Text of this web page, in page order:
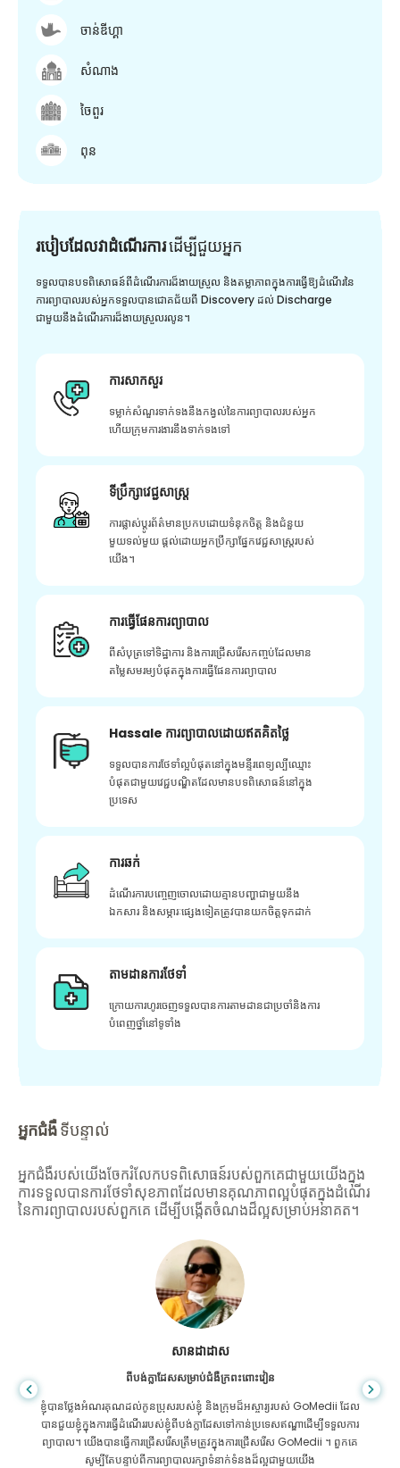
ចាន់ឌីហ្គា
សំណាង
ចៃពួរ
ពុន
របៀបដែលវាដំណើរការដើម្បី​ជួយ​អ្នក
ទទួលបានបទពិសោធន៍ពីដំណើរការដ៏ងាយស្រួល និងតម្លាភាពក្នុងការធ្វើឱ្យដំណើរនៃ
ការព្យាបាលរបស់អ្នកទទួលបានជោគជ័យពី Discovery ដល់ Discharge
ជាមួយនឹងដំណើរការដ៏ងាយស្រួលរលូន។
ការសាកសួរ
ទម្លាក់សំណួរទាក់ទងនឹងកង្វល់នៃការព្យាបាលរបស់អ្នក
ហើយក្រុមការងារនឹងទាក់ទងទៅ
ទីប្រឹក្សាវេជ្ជសាស្ត្រ
ការផ្លាស់ប្តូរព័ត៌មានប្រកបដោយទំនុកចិត្ត និងជំនួយ
មួយទល់មួយ ផ្តល់ដោយអ្នកប្រឹក្សាផ្នែកវេជ្ជសាស្រ្តរបស់
យើង។
ការធ្វើផែនការព្យាបាល
ពីសំបុត្រទៅទិដ្ឋាការ និងការជ្រើសរើសកញ្ចប់ដែលមាន
តម្លៃសមរម្យបំផុតក្នុងការធ្វើផែនការព្យាបាល
Hassale ការព្យាបាលដោយឥតគិតថ្លៃ
ទទួលបានការថែទាំល្អបំផុតនៅក្នុងមន្ទីរពេទ្យល្បីឈ្មោះ
បំផុតជាមួយវេជ្ជបណ្ឌិតដែលមានបទពិសោធន៍នៅក្នុង
ប្រទេស
ការឆក់
ដំណើរការបញ្ចេញចោលដោយគ្មានបញ្ហាជាមួយនឹង
ឯកសារ និងសម្ភារៈផ្សេងទៀតត្រូវបានយកចិត្តទុកដាក់
តាមដានការថែទាំ
ក្រោយ​ការ​ហូរ​ចេញ​ទទួល​បាន​ការ​តាមដាន​ជា​ប្រចាំ​និង​ការ​
បំពេញ​ថ្នាំ​នៅ​ទូទាំង​
អ្នកជំងឺទីបន្ទាល់
អ្នកជំងឺរបស់យើងចែករំលែកបទពិសោធន៍របស់ពួកគេជាមួយយើងក្នុង
ការទទួលបានការថែទាំសុខភាពដែលមានគុណភាពល្អបំផុតក្នុងដំណើរ
នៃការព្យាបាលរបស់ពួកគេ ដើម្បីបង្កើតចំណងដ៏ល្អសម្រាប់អនាគត។
សានដាដាស
ពីបង់ក្លាដែសសម្រាប់ជំងឺក្រពះពោះវៀន
ខ្ញុំបានថ្លែងអំណរគុណដល់កូនប្រុសរបស់ខ្ញុំ និងក្រុមដ៏អស្ចារ្យរបស់ GoMedii ដែល
បានជួយខ្ញុំក្នុងការធ្វើដំណើររបស់ខ្ញុំពីបង់ក្លាដែសទៅកាន់ប្រទេសឥណ្ឌាដើម្បីទទួលការ
ព្យាបាល។ យើងបានធ្វើការជ្រើសរើសត្រឹមត្រូវក្នុងការជ្រើសរើស GoMedii ។ ពួកគេ
សូម្បីតែបន្ទាប់ពីការព្យាបាលរក្សាទំនាក់ទំនងដ៏ល្អជាមួយយើង